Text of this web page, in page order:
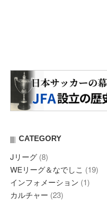
CATEGORY
Jリーグ (8)
WEリーグ＆なでしこ (19)
インフォメーション (1)
カルチャー (23)